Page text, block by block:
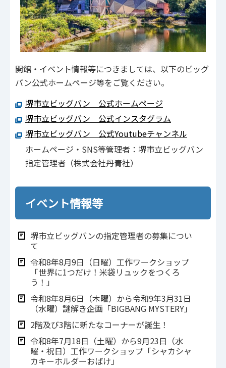
開館・イベント情報等につきましては、以下のビッグ
バン公式ホームページ等をご覧ください。
堺市立ビッグバン 公式ホームページ
堺市立ビッグバン 公式インスタグラム
堺市立ビッグバン 公式Youtubeチャンネル
ホームページ・SNS等管理者：堺市立ビッグバン
指定管理者（株式会社丹青社）
イベント情報等
堺市立ビッグバンの指定管理者の募集につい
て
令和8年8月9日（日曜）工作ワークショップ
「世界に1つだけ！米袋リュックをつくろ
う！」
令和8年8月6日（木曜）から令和9年3月31日
（水曜）謎解き企画「BIGBANG MYSTERY」
2階及び3階に新たなコーナーが誕生！
令和8年7月18日（土曜）から9月23日（水
曜・祝日）工作ワークショップ「シャカシャ
カキーホルダーおばけ」